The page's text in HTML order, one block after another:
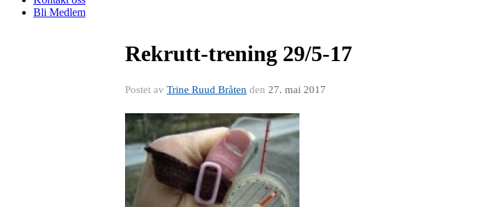
Bli Medlem
Rekrutt-trening 29/5-17
Postet av Trine Ruud Bråten den 27. mai 2017